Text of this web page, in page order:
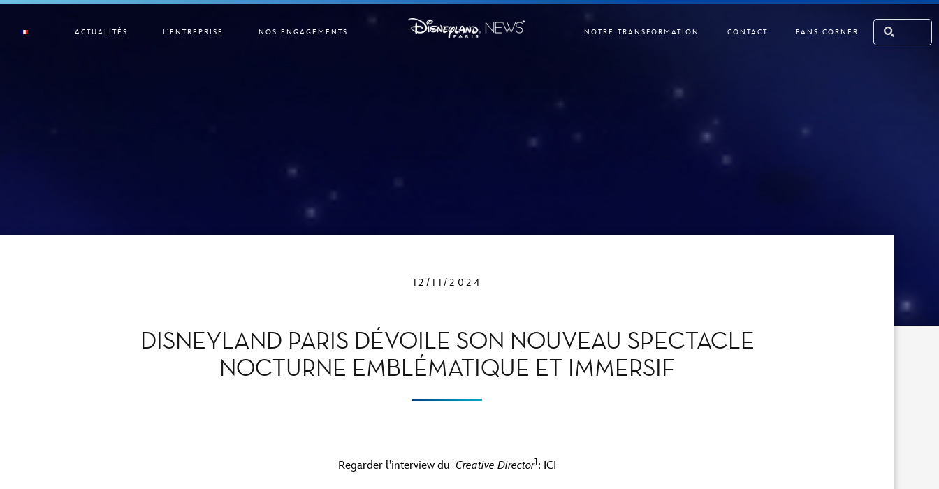
ACTUALITÉS L’ENTREPRISE NOS ENGAGEMENTS NOTRE TRANSFORMATION CONTACT FANS CORNER
12/11/2024
DISNEYLAND PARIS DÉVOILE SON NOUVEAU SPECTACLE
NOCTURNE EMBLÉMATIQUE ET IMMERSIF
Regarder l’interview du Creative Director1: ICI